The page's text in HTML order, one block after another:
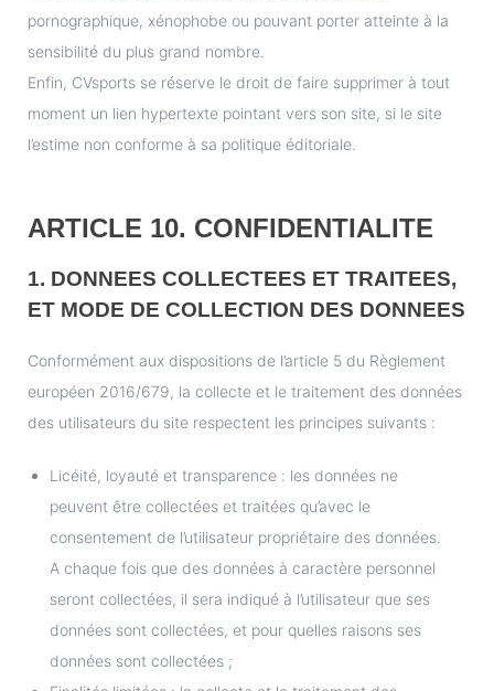
pornographique, xénophobe ou pouvant porter atteinte à la
sensibilité du plus grand nombre.
Enfin, CVsports se réserve le droit de faire supprimer à tout
moment un lien hypertexte pointant vers son site, si le site
l’estime non conforme à sa politique éditoriale.
ARTICLE 10. CONFIDENTIALITE
1. DONNEES COLLECTEES ET TRAITEES,
ET MODE DE COLLECTION DES DONNEES
Conformément aux dispositions de l’article 5 du Règlement
européen 2016/679, la collecte et le traitement des données
des utilisateurs du site respectent les principes suivants :
Licéité, loyauté et transparence : les données ne
peuvent être collectées et traitées qu’avec le
consentement de l’utilisateur propriétaire des données.
A chaque fois que des données à caractère personnel
seront collectées, il sera indiqué à l’utilisateur que ses
données sont collectées, et pour quelles raisons ses
données sont collectées ;